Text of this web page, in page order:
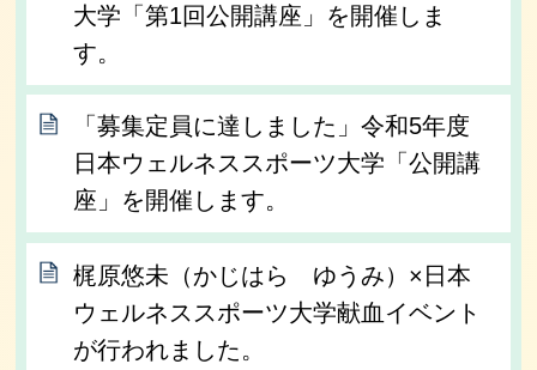
大学「第1回公開講座」を開催しま
す。
「募集定員に達しました」令和5年度
日本ウェルネススポーツ大学「公開講
座」を開催します。
梶原悠未（かじはら ゆうみ）×日本
ウェルネススポーツ大学献血イベント
が行われました。